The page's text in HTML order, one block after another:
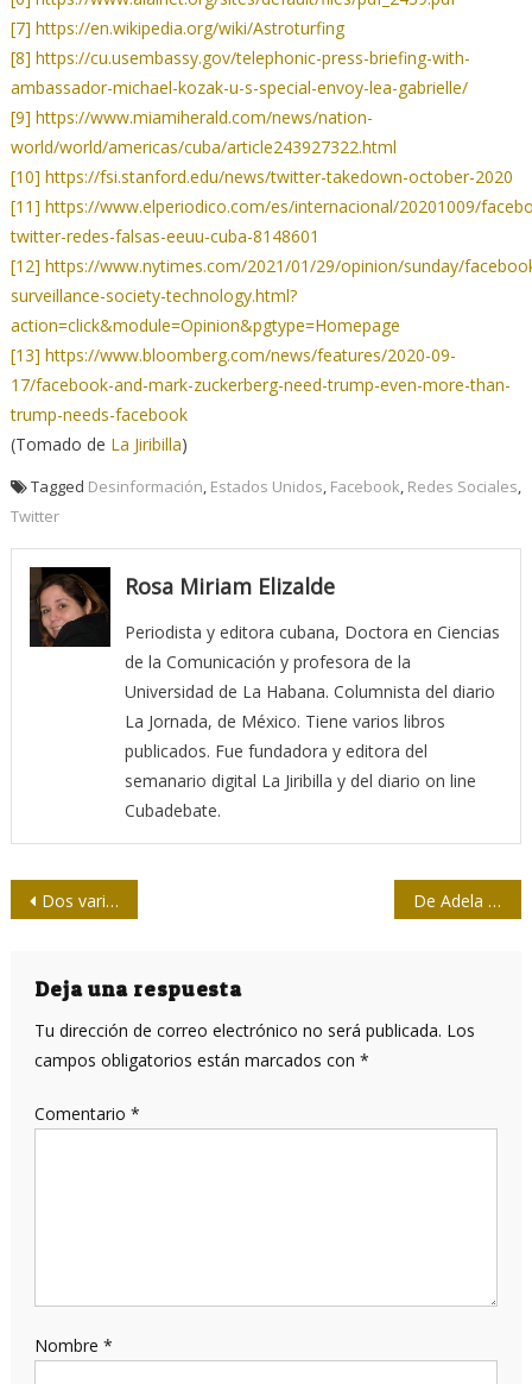
[7] https://en.wikipedia.org/wiki/Astroturfing
[8] https://cu.usembassy.gov/telephonic-press-briefing-with-
ambassador-michael-kozak-u-s-special-envoy-lea-gabrielle/
[9] https://www.miamiherald.com/news/nation-
world/world/americas/cuba/article243927322.html
[10] https://fsi.stanford.edu/news/twitter-takedown-october-2020
[11] https://www.elperiodico.com/es/internacional/20201009/
twitter-redes-falsas-eeuu-cuba-8148601
[12] https://www.nytimes.com/2021/01/29/opinion/sunday/
surveillance-society-technology.html?
action=click&module=Opinion&pgtype=Homepage
[13] https://www.bloomberg.com/news/features/2020-09-
17/facebook-and-mark-zuckerberg-need-trump-even-more-than-
trump-needs-facebook
(Tomado de La Jiribilla)
Tagged Desinformación Estados Unidos Facebook Redes Sociales
Twitter
Rosa Miriam Elizalde
Periodista y editora cubana, Doctora en Ciencias
de la Comunicación y profesora de la
Universidad de La Habana. Columnista del diario
La Jornada, de México. Tiene varios libros
publicados. Fue fundadora y editora del
semanario digital La Jiribilla y del diario on line
Cubadebate.
Navegación
entradas
Dos variantes se han fusionado en un coronavirus muy mutado De Adela todo era grato
Deja una respuesta
Tu dirección de correo electrónico no será publicada. Los
campos obligatorios están marcados con *
Comentario *
Nombre *